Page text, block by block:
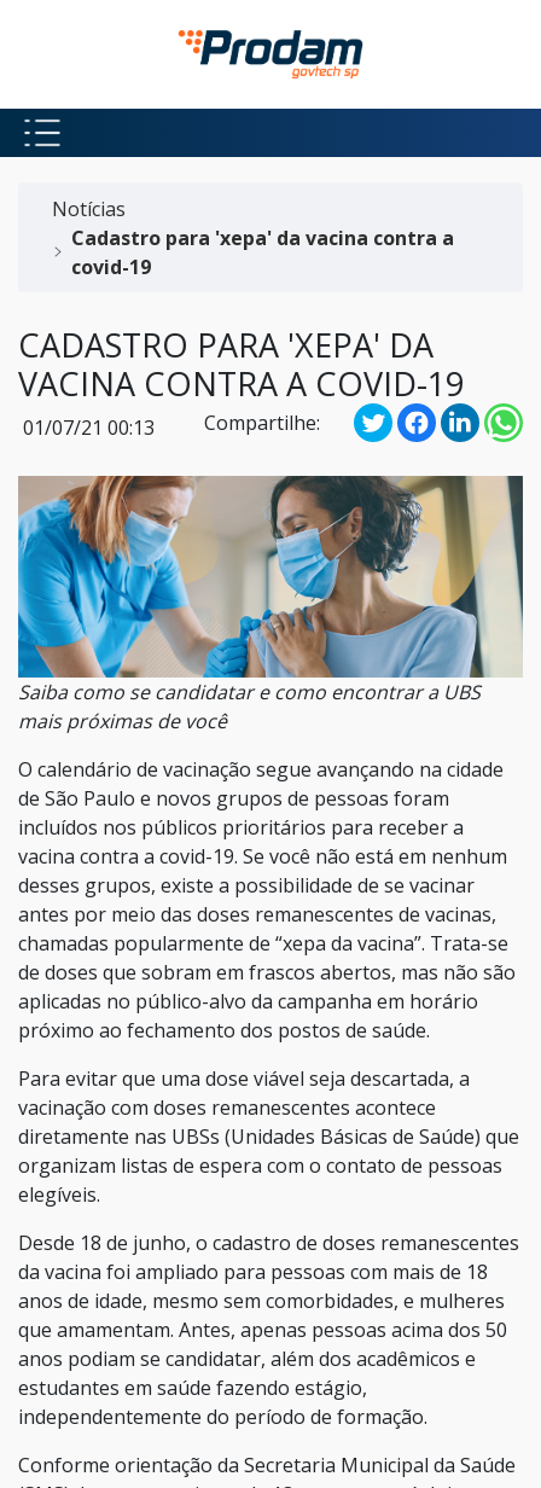
Pular para o Conteúdo principal
Notícias
Cadastro para 'xepa' da vacina contra a
covid-19
CADASTRO PARA 'XEPA' DA
VACINA CONTRA A COVID-19
01/07/21 00:13 Compartilhe:
Saiba como se candidatar e como encontrar a UBS
mais próximas de você
O calendário de vacinação segue avançando na cidade
de São Paulo e novos grupos de pessoas foram
incluídos nos públicos prioritários para receber a
vacina contra a covid-19. Se você não está em nenhum
desses grupos, existe a possibilidade de se vacinar
antes por meio das doses remanescentes de vacinas,
chamadas popularmente de “xepa da vacina”. Trata-se
de doses que sobram em frascos abertos, mas não são
aplicadas no público-alvo da campanha em horário
próximo ao fechamento dos postos de saúde.
Para evitar que uma dose viável seja descartada, a
vacinação com doses remanescentes acontece
diretamente nas UBSs (Unidades Básicas de Saúde) que
organizam listas de espera com o contato de pessoas
elegíveis.
Desde 18 de junho, o cadastro de doses remanescentes
da vacina foi ampliado para pessoas com mais de 18
anos de idade, mesmo sem comorbidades, e mulheres
que amamentam. Antes, apenas pessoas acima dos 50
anos podiam se candidatar, além dos acadêmicos e
estudantes em saúde fazendo estágio,
independentemente do período de formação.
Conforme orientação da Secretaria Municipal da Saúde